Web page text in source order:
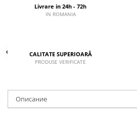
Livrare in 24h - 72h
IN ROMANIA
CALITATE SUPERIOARĂ
PRODUSE VERIFICATE
Описание